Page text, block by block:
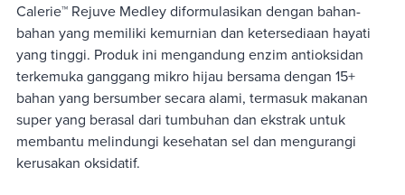
Calerie™ Rejuve Medley diformulasikan dengan bahan-
bahan yang memiliki kemurnian dan ketersediaan hayati
yang tinggi. Produk ini mengandung enzim antioksidan
terkemuka ganggang mikro hijau bersama dengan 15+
bahan yang bersumber secara alami, termasuk makanan
super yang berasal dari tumbuhan dan ekstrak untuk
membantu melindungi kesehatan sel dan mengurangi
kerusakan oksidatif.